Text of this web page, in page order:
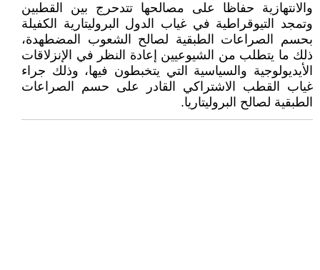
والانتهازية حفاظا على مصالحها تتدحرج بين القطبين
وتمجد التيوقراطية في غياب الدول البروليتارية الكفيلة
بحسم الصراعات الطبقية لصالح الشعوب المضطهدة،
ذلك ما يتطلب من الشيوعيين إعادة النظر في الإنزلاقات
الأيديولوجية والسياسية التي يتخبطون فيها، وذلك جراء
غياب القطب الاشتراكي القادر على حسم الصراعات
الطبقية لصالح البروليتاريا.